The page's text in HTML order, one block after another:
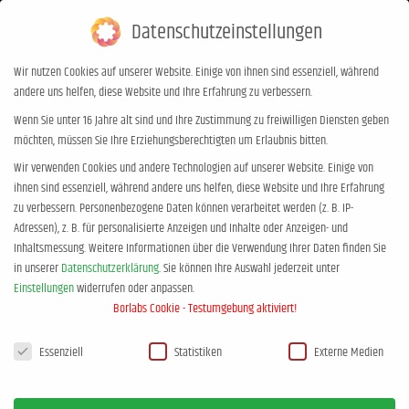
0,00€
Archives:Haas-Säle Obere
Sandstraße 7 96049 Bamberg
Sie befinden sich hier:
Start
Events at this location
Datenschutzeinstellungen
Wir nutzen Cookies auf unserer Website. Einige von ihnen sind essenziell, während
andere uns helfen, diese Website und Ihre Erfahrung zu verbessern.
Wenn Sie unter 16 Jahre alt sind und Ihre Zustimmung zu freiwilligen Diensten geben
möchten, müssen Sie Ihre Erziehungsberechtigten um Erlaubnis bitten.
Wir verwenden Cookies und andere Technologien auf unserer Website. Einige von
ihnen sind essenziell, während andere uns helfen, diese Website und Ihre Erfahrung
zu verbessern.Personenbezogene Daten können verarbeitet werden (z. B. IP-
Adressen), z. B. für personalisierte Anzeigen und Inhalte oder Anzeigen- und
Inhaltsmessung.Weitere Informationen über die Verwendung Ihrer Daten finden Sie
in unsererDatenschutzerklärung.Sie können Ihre Auswahl jederzeit unter
Einstellungenwiderrufen oder anpassen.
Borlabs Cookie - Testumgebung aktiviert!
Datenschutzeinstellungen
Essenziell Statistiken Externe Medien